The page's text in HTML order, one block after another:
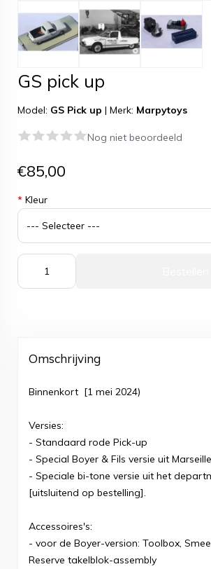
GS pick up
Model: GS Pick up | Merk: Marpytoys
Nog niet beoordeeld
€85,00
* Kleur
Omschrijving
Binnenkort [1 mei 2024)
Versies:
- Standaard rode Pick-up
- Special Boyer & Fils versie uit Marseille
- Speciale bi-tone versie uit het
[uitsluitend op bestelling].
Accessoires's:
- voor de Boyer-version: Toolbox,
Reserve takelblok-assembly